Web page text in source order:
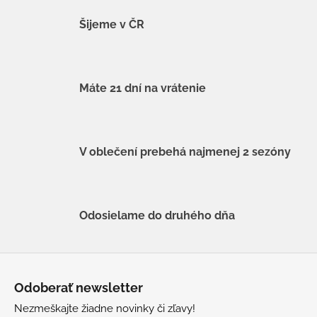
Šijeme v ČR
Máte 21 dní na vrátenie
V oblečení prebehá najmenej 2 sezóny
Odosielame do druhého dňa
Odoberať newsletter
Nezmeškajte žiadne novinky či zľavy!